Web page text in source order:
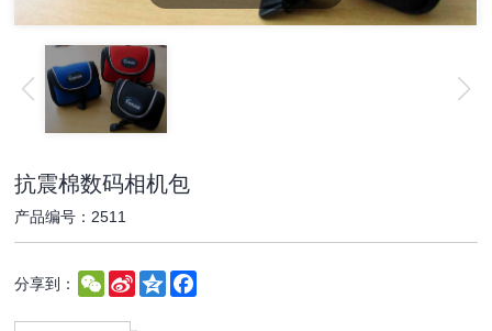
抗震棉数码相机包
产品编号：2511
分享到： WeChat
Sina
Weibo
Qzone